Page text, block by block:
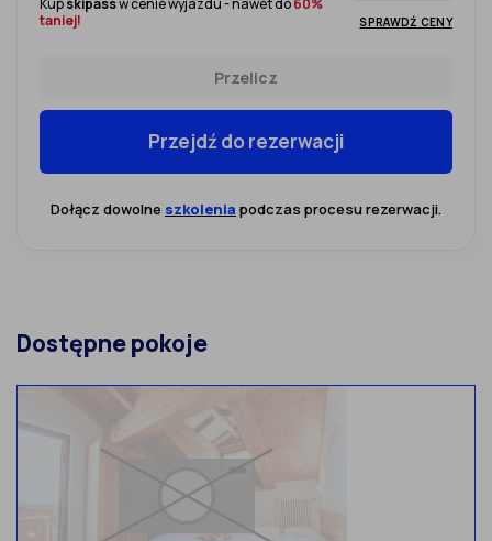
Kupskipassw cenie wyjazdu - nawet do60%
taniej!
SPRAWDŹ CENY
Przelicz
Przejdź do rezerwacji
Dołącz dowolne szkolenia podczas procesu rezerwacji.
Dostępne pokoje